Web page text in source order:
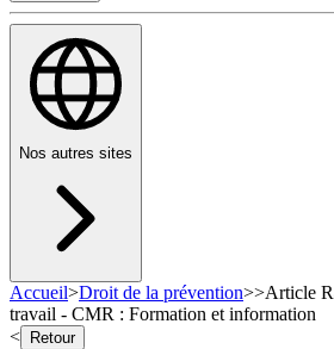
Nos autres sites
Accueil>Droit de la prévention>>Article
travail - CMR : Formation et information
<
Retour